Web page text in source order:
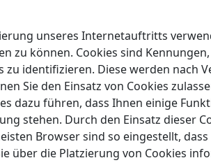
unseres Internetauftritts
zu können. Cookies sind
zu identifizieren. Diese werden
Sie den Einsatz von Cookies
dazu führen, dass Ihnen einige
stehen. Durch den Einsatz dieser
Browser sind so eingestellt,
über die Platzierung von Cookies